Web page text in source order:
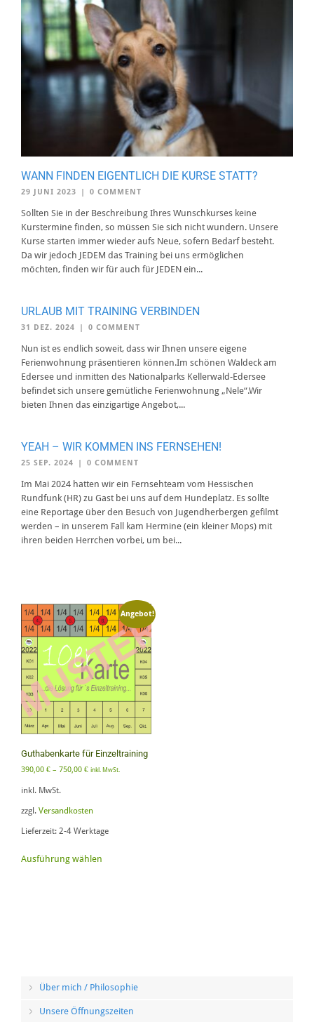
WANN FINDEN EIGENTLICH DIE KURSE STATT?
29 JUNI 2023 0 COMMENT
Sollten Sie in der Beschreibung Ihres Wunschkurses keine
Kurstermine finden, so müssen Sie sich nicht wundern. Unsere
Kurse starten immer wieder aufs Neue, sofern Bedarf besteht.
Da wir jedoch JEDEM das Training bei uns ermöglichen
möchten, finden wir für auch für JEDEN ein...
URLAUB MIT TRAINING VERBINDEN
31 DEZ. 2024 0 COMMENT
Nun ist es endlich soweit, dass wir Ihnen unsere eigene
Ferienwohnung präsentieren können.Im schönen Waldeck am
Edersee und inmitten des Nationalparks Kellerwald-Edersee
befindet sich unsere gemütliche Ferienwohnung „Nele“.Wir
bieten Ihnen das einzigartige Angebot,...
YEAH – WIR KOMMEN INS FERNSEHEN!
25 SEP. 2024 0 COMMENT
Im Mai 2024 hatten wir ein Fernsehteam vom Hessischen
Rundfunk (HR) zu Gast bei uns auf dem Hundeplatz. Es sollte
eine Reportage über den Besuch von Jugendherbergen gefilmt
werden – in unserem Fall kam Hermine (ein kleiner Mops) mit
ihren beiden Herrchen vorbei, um bei...
Angebot!
Guthabenkarte für Einzeltraining
390,00 € – 750,00 € inkl. MwSt.
inkl. MwSt.
zzgl. Versandkosten
Lieferzeit: 2-4 Werktage
Ausführung wählen
der
gewählt
Über mich / Philosophie
Unsere Öffnungszeiten